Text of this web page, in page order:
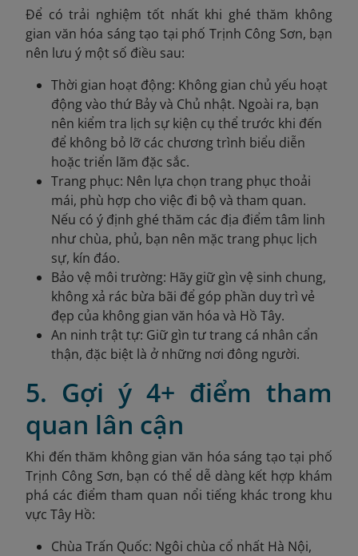
Để có trải nghiệm tốt nhất khi ghé thăm không
gian văn hóa sáng tạo tại phố Trịnh Công Sơn, bạn
nên lưu ý một số điều sau:
Thời gian hoạt động: Không gian chủ yếu hoạt
động vào thứ Bảy và Chủ nhật. Ngoài ra, bạn
nên kiểm tra lịch sự kiện cụ thể trước khi đến
để không bỏ lỡ các chương trình biểu diễn
hoặc triển lãm đặc sắc.
Trang phục: Nên lựa chọn trang phục thoải
mái, phù hợp cho việc đi bộ và tham quan.
Nếu có ý định ghé thăm các địa điểm tâm linh
như chùa, phủ, bạn nên mặc trang phục lịch
sự, kín đáo.
Bảo vệ môi trường: Hãy giữ gìn vệ sinh chung,
không xả rác bừa bãi để góp phần duy trì vẻ
đẹp của không gian văn hóa và Hồ Tây.
An ninh trật tự: Giữ gìn tư trang cá nhân cẩn
thận, đặc biệt là ở những nơi đông người.
5. Gợi ý 4+ điểm tham
quan lân cận
Khi đến thăm không gian văn hóa sáng tạo tại phố
Trịnh Công Sơn, bạn có thể dễ dàng kết hợp khám
phá các điểm tham quan nổi tiếng khác trong khu
vực Tây Hồ:
Chùa Trấn Quốc: Ngôi chùa cổ nhất Hà Nội,